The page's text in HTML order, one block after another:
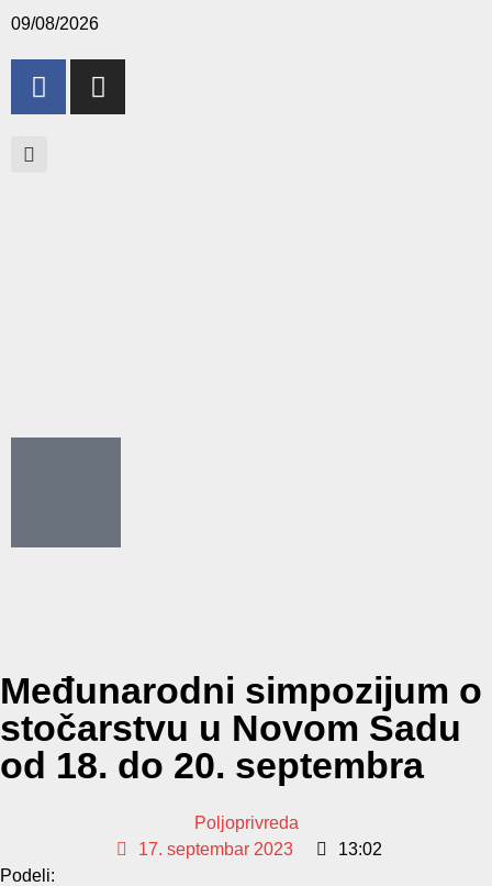
09/08/2026
Međunarodni simpozijum o
stočarstvu u Novom Sadu
od 18. do 20. septembra
Poljoprivreda
17. septembar 2023
13:02
Podeli: